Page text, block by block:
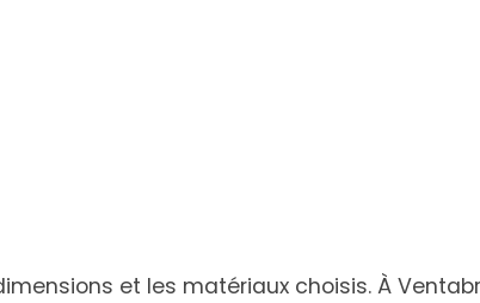
et les matériaux choisis. À